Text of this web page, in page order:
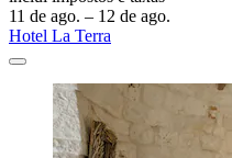
11 de ago. – 12 de ago.
Hotel La Terra